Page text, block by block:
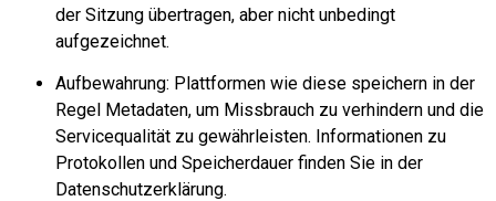
der Sitzung übertragen, aber nicht unbedingt
aufgezeichnet.
Aufbewahrung: Plattformen wie diese speichern in der
Regel Metadaten, um Missbrauch zu verhindern und die
Servicequalität zu gewährleisten. Informationen zu
Protokollen und Speicherdauer finden Sie in der
Datenschutzerklärung.